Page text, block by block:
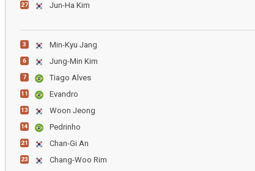
27 Jun-Ha Kim
3 Min-Kyu Jang
6 Jung-Min Kim
7 Tiago Alves
11 Evandro
13 Woon Jeong
14 Pedrinho
21 Chan-Gi An
23 Chang-Woo Rim